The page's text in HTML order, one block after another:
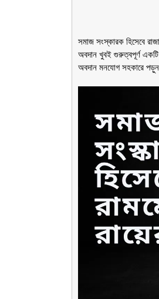
সমাজ সংস্কারক হিসেবে
অবদান খুবই গুরুত্বপূর্ণ একটি
অবদান মনযোগ সহকারে